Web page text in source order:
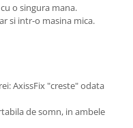
o singura mana.
si intr-o masina mica.
AxissFix "creste" odata
de somn, in ambele